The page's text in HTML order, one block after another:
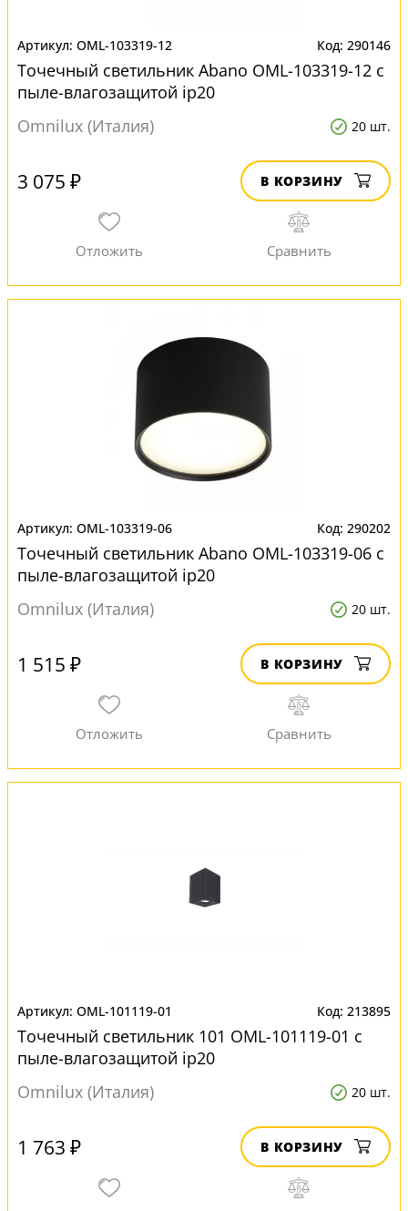
OML-103319-12 290146
Точечный светильник Abano OML-103319-12 с
пыле-влагозащитой ip20
Omnilux (Италия)
20 шт.
3 075 ₽ В КОРЗИНУ
OML-103319-06 290202
Точечный светильник Abano OML-103319-06 с
пыле-влагозащитой ip20
Omnilux (Италия)
20 шт.
1 515 ₽ В КОРЗИНУ
OML-101119-01 213895
Точечный светильник 101 OML-101119-01 с
пыле-влагозащитой ip20
Omnilux (Италия)
20 шт.
1 763 ₽ В КОРЗИНУ